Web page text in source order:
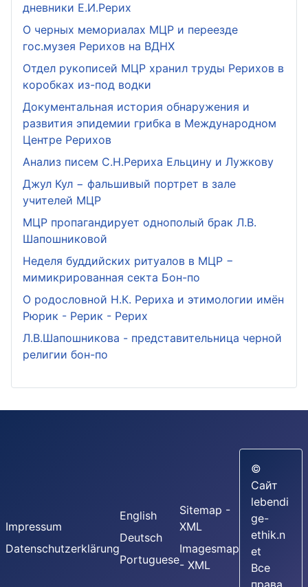
дневники Е.И.Рерих
О черных мемориалах МЦР и переезде
гос.музея Рерихов на ВДНХ
Отдел рукописей МЦР хранил труды Рерихов в
коробках из-под водки
Документальная история обнаружения и
развития эпидемии грибка в Международном
Центре Рерихов
Анализ писем С.Н.Рериха Ельцину и Лужкову
Джул Кул − фальшивый портрет в зале
учителей МЦР
МЦР пропагандирует однополый брак Л.В.
Шапошниковой
Неделя буддийских ритуалов в МЦР −
мимикрированная секта Бон-по
О родословной Н.К. Рериха и этимологии имён
Рюрик - Рерик - Рерих
Л.В.Шапошникова - представительница черной
религии бон-по
Impressum
Datenschutzerklärung
English
Deutsch
Portuguese
Sitemap -
XML
Imagesmap
- XML
©
Сайт
lebendi
ge-
ethik.n
et
Все
права